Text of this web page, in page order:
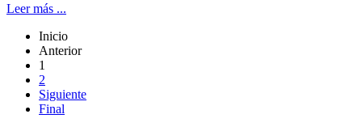
Leer más ...
Inicio
Anterior
1
2
Siguiente
Final